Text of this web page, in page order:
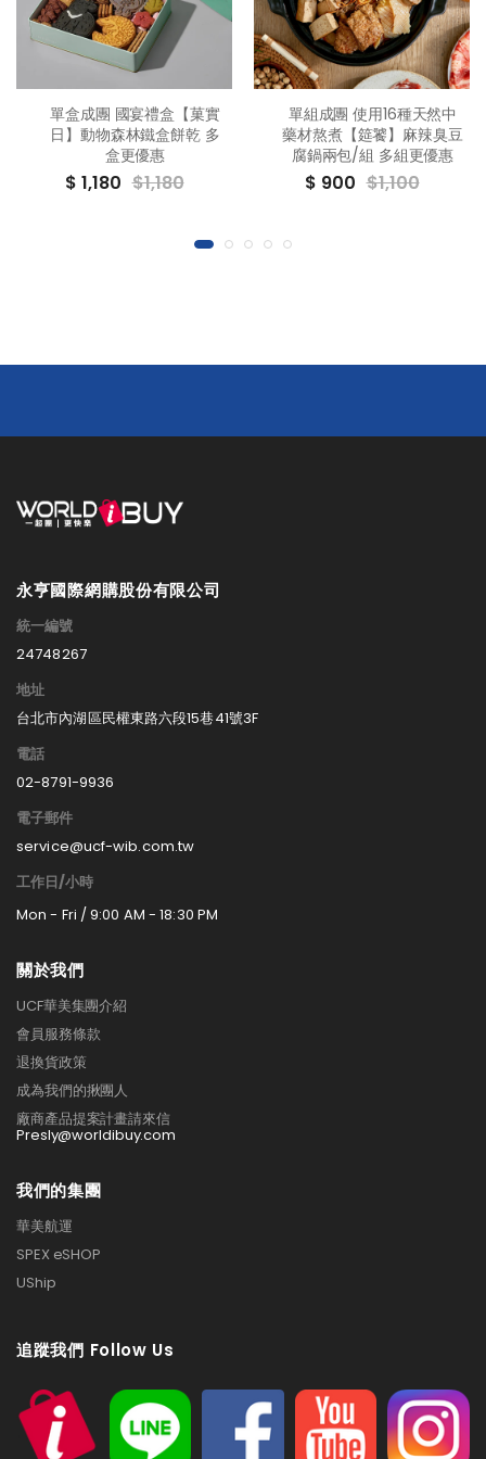
單盒成團 國宴禮盒【菓實
日】動物森林鐵盒餅乾 多
盒更優惠
$ 1,180 $1,180
單組成團 使用16種天然中
藥材熬煮【筵饕】麻辣臭豆
腐鍋兩包/組 多組更優惠
$ 900 $1,100
永亨國際網購股份有限公司
統一編號
24748267
地址
台北市內湖區民權東路六段15巷41號3F
電話
02-8791-9936
電子郵件
service@ucf-wib.com.tw
工作日/小時
Mon - Fri / 9:00 AM - 18:30 PM
關於我們
UCF華美集團介紹
會員服務條款
退換貨政策
成為我們的揪團人
廠商產品提案計畫請來信
Presly@worldibuy.com
我們的集團
華美航運
SPEX eSHOP
UShip
追蹤我們 Follow Us